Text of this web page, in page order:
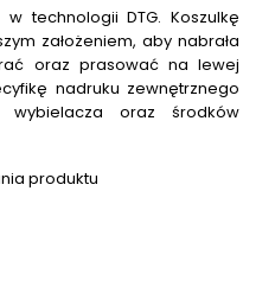
technologii DTG. Koszulkę
założeniem, aby nabrała
oraz prasować na lewej
nadruku zewnętrznego
oraz środków